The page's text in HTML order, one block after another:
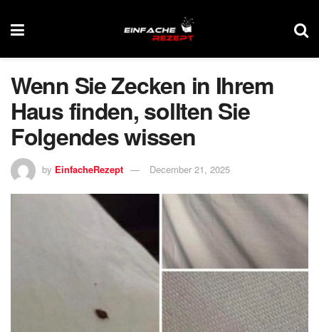
Wenn Sie Zecken in Ihrem
Haus finden, sollten Sie
Folgendes wissen
by EinfacheRezept December 21, 2025